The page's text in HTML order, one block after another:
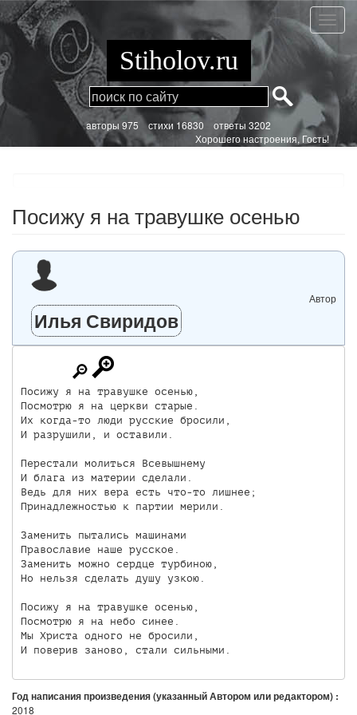
Перейти
к
основному
содержанию
я
на
Stiholov.ru
aвторы 975стихи 16830 ответы 3202
Хорошего настроения, Гость!
Посижу я на травушке осенью
Автор
Илья Свиридов
Посижу я на травушке осенью,
Посмотрю я на церкви старые.
Их когда-то люди русские бросили,
И разрушили, и оставили.
Перестали молиться Всевышнему
И блага из материи сделали.
Ведь для них вера есть что-то лишнее;
Принадлежностью к партии мерили.
Заменить пытались машинами
Православие наше русское.
Заменить можно сердце турбиною,
Но нельзя сделать душу узкою.
Посижу я на травушке осенью,
Посмотрю я на небо синее.
Мы Христа одного не бросили,
Год написания произведения (указанный Автором или редактором) :
2018